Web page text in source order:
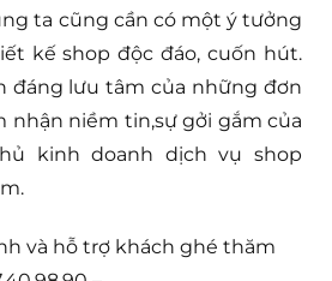
ta cũng cần có một ý tưởng
kế shop độc đáo, cuốn hút.
đáng lưu tâm của những đơn
nhận niềm tin,sự gởi gắm của
kinh doanh dịch vụ shop
và hỗ trợ khách ghé thăm